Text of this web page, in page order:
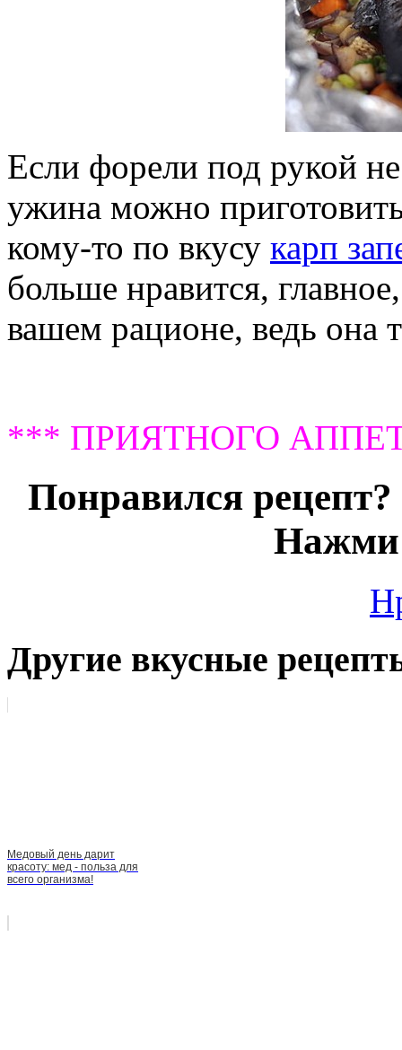
Если форели под рукой
ужина можно
кому-то по вкусу карп
больше нравится,
вашем рационе, ведь она
*** ПРИЯТНОГО
Понравился
Нажми
Другие вкусные
Медовый день дарит
красоту: мед - польза для
всего организма!